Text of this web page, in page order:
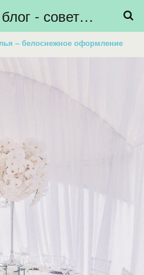
Свадебный блог - советы невестам, подготовка к свадьбе - HiBride
– белоснежное оформление